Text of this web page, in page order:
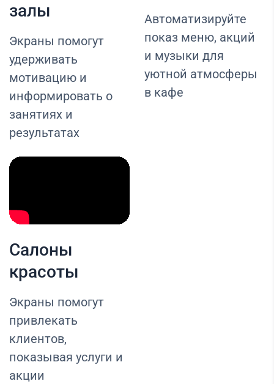
залы
Экраны помогут
удерживать
мотивацию и
информировать о
занятиях и
результатах
Автоматизируйте
показ меню, акций
и музыки для
уютной атмосферы
в кафе
Салоны
красоты
Экраны помогут
привлекать
клиентов,
показывая услуги и
акции